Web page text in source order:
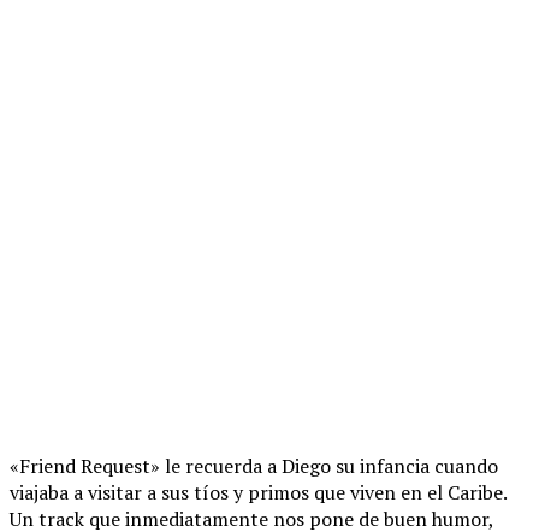
«Friend Request» le recuerda a Diego su infancia cuando
viajaba a visitar a sus tíos y primos que viven en el Caribe.
Un track que inmediatamente nos pone de buen humor,